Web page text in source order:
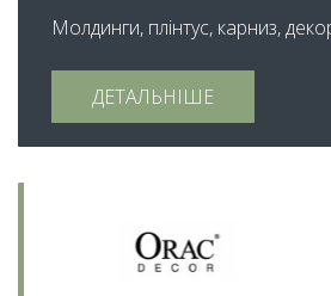
Молдинги, плінтус, карниз,
ДЕТАЛЬНІШЕ